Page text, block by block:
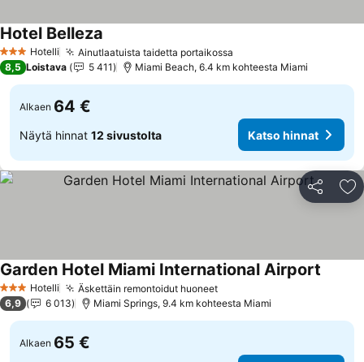
3 Tähtiluokitus
Hotelli Ainutlaatuista taidetta portaikossa
Hotel Belleza
8,5 Loistava 5 411 Miami Beach, 6.4 km kohteesta Miami
Alkaen 64 €
Näytä hinnat 12 sivustolta Katso hinnat
Jaa
3 Tähtiluokitus
Hotelli Äskettäin remontoidut huoneetKatso hinnat
Garden Hotel Miami International Airport
6,9 6 013 Miami Springs, 9.4 km kohteesta Miami
Alkaen 65 €